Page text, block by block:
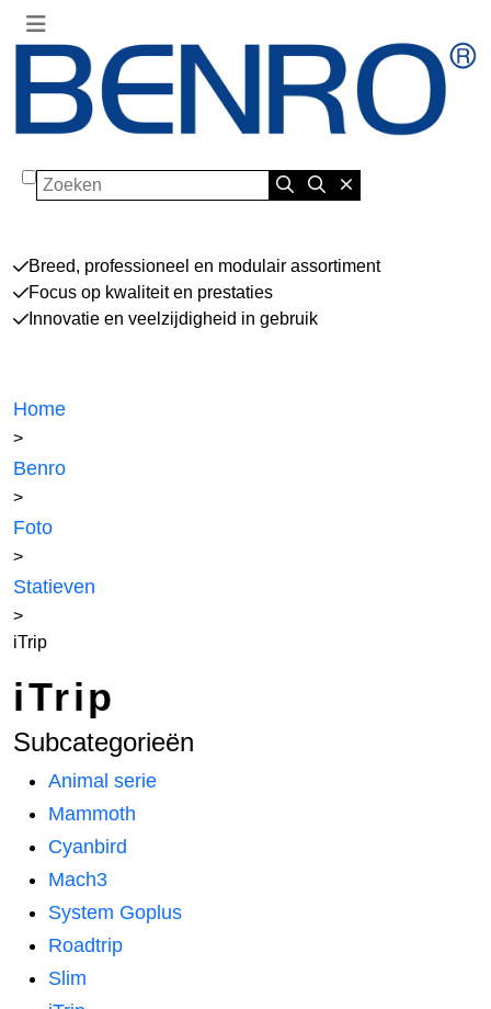
Zoeken
Breed, professioneel en modulair assortiment
Focus op kwaliteit en prestaties
Innovatie en veelzijdigheid in gebruik
Home
>
Benro
>
Foto
>
Statieven
>
iTrip
iTrip
Subcategorieën
Animal serie
Mammoth
Cyanbird
Mach3
System Goplus
Roadtrip
Slim